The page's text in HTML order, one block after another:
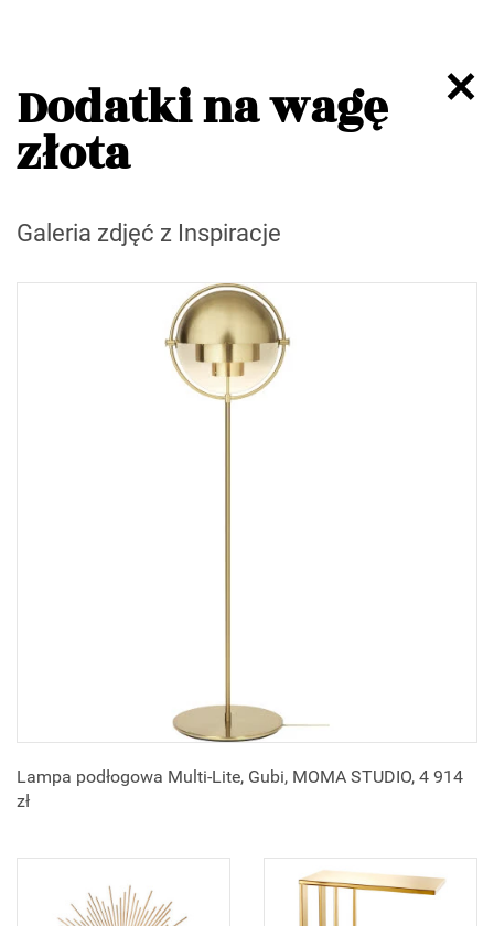
Dodatki na wagę
złota
Galeria zdjęć z Inspiracje
Lampa podłogowa Multi-Lite, Gubi, MOMA STUDIO, 4 914
zł